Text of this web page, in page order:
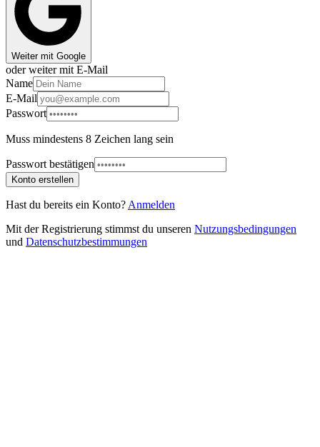
Weiter mit Google
oder weiter mit E-Mail
Name
E-Mail
Passwort
Muss mindestens 8 Zeichen lang sein
Passwort bestätigen
Konto erstellen
Hast du bereits ein Konto? Anmelden
Mit der Registrierung stimmst du unseren Nutzungsbedingungen
und Datenschutzbestimmungen